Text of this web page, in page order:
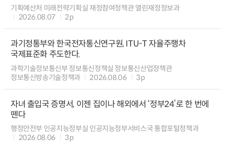
기획예산처 미래전략기획실 재정참여정책관 열린재정정보과
2026.08.07
2p
과기정통부와 한국전자통신연구원, ITU-T 자율주행차
국제표준화 주도한다.
과학기술정보통신부 정보통신정책실 정보통신산업정책관
정보통신방송기술정책과
2026.08.06 3p
자녀 출입국 증명서, 이젠 집이나 해외에서 ‘정부24’로 한 번에
뗀다
행정안전부 인공지능정부실 인공지능정부서비스국 통합포털정책과
2026.08.06
3p